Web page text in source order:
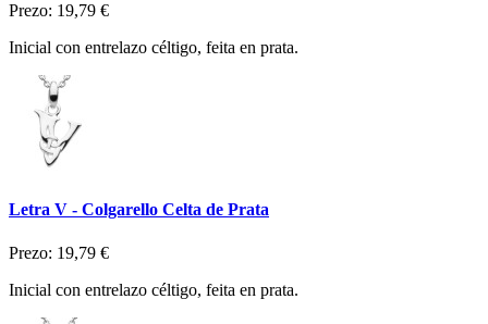
Prezo: 19,79 €
Inicial con entrelazo céltigo, feita en prata.
Letra V - Colgarello Celta de Prata
Prezo: 19,79 €
Inicial con entrelazo céltigo, feita en prata.